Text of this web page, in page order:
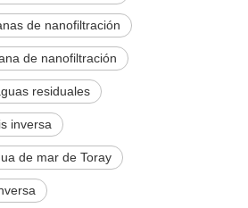
de nanofiltración
de nanofiltración
residuales
inversa
de mar de Toray